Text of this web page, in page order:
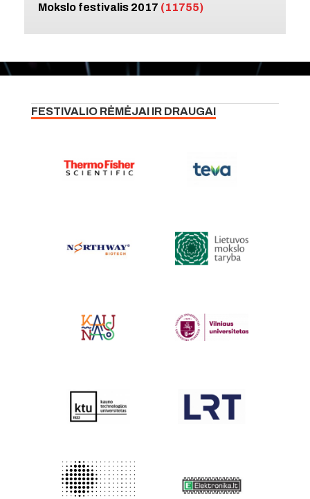
Mokslo festivalis 2017 (11755)
FESTIVALIO RĖMĖJAI IR DRAUGAI